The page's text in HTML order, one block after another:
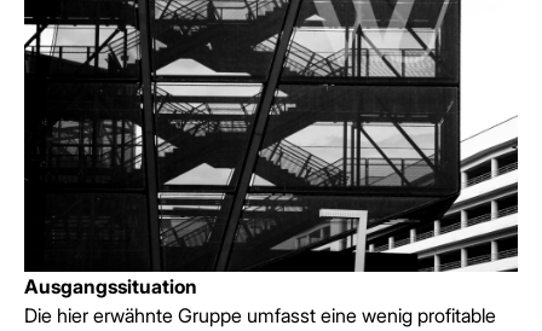
Ausgangssituation
Die hier erwähnte Gruppe umfasst eine wenig profitable